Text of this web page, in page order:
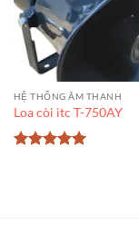
HỆ THỐNG ÂM THANH
Loa còi itc T-750AY